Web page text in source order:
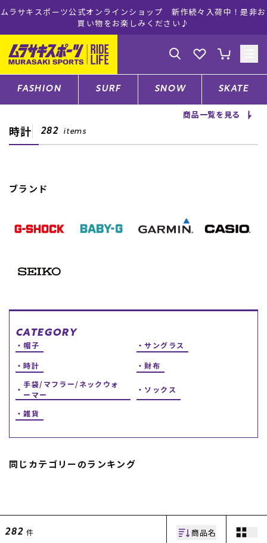
ムラサキスポーツ公式オンラインショップ 新作続々入荷中！是非お
買い物をお楽しみください♪
ゲスト様
ログイン 会員登録
CATEGORY
CONTENTS
特集一覧
覧
中古/アウトレット サー
ギフトラッピング
FASHION SURF SNOW SKATE
商品一覧を見る
時計 282 items
ブランド
CATEGORY
帽子
サングラス
時計
財布
手袋/マフラー/ネックウォ
ーマー
ソックス
雑貨
同じカテゴリーのランキング
282 件 商品名